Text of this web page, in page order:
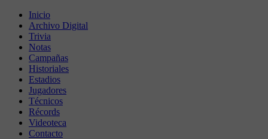
Inicio
Archivo Digital
Trivia
Notas
Campañas
Historiales
Estadios
Jugadores
Técnicos
Récords
Videoteca
Contacto